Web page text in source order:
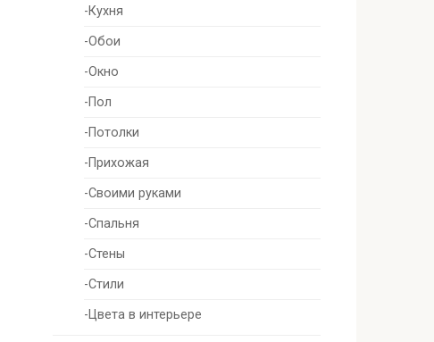
-Кухня
-Обои
-Окно
-Пол
-Потолки
-Прихожая
-Своими руками
-Спальня
-Стены
-Стили
-Цвета в интерьере